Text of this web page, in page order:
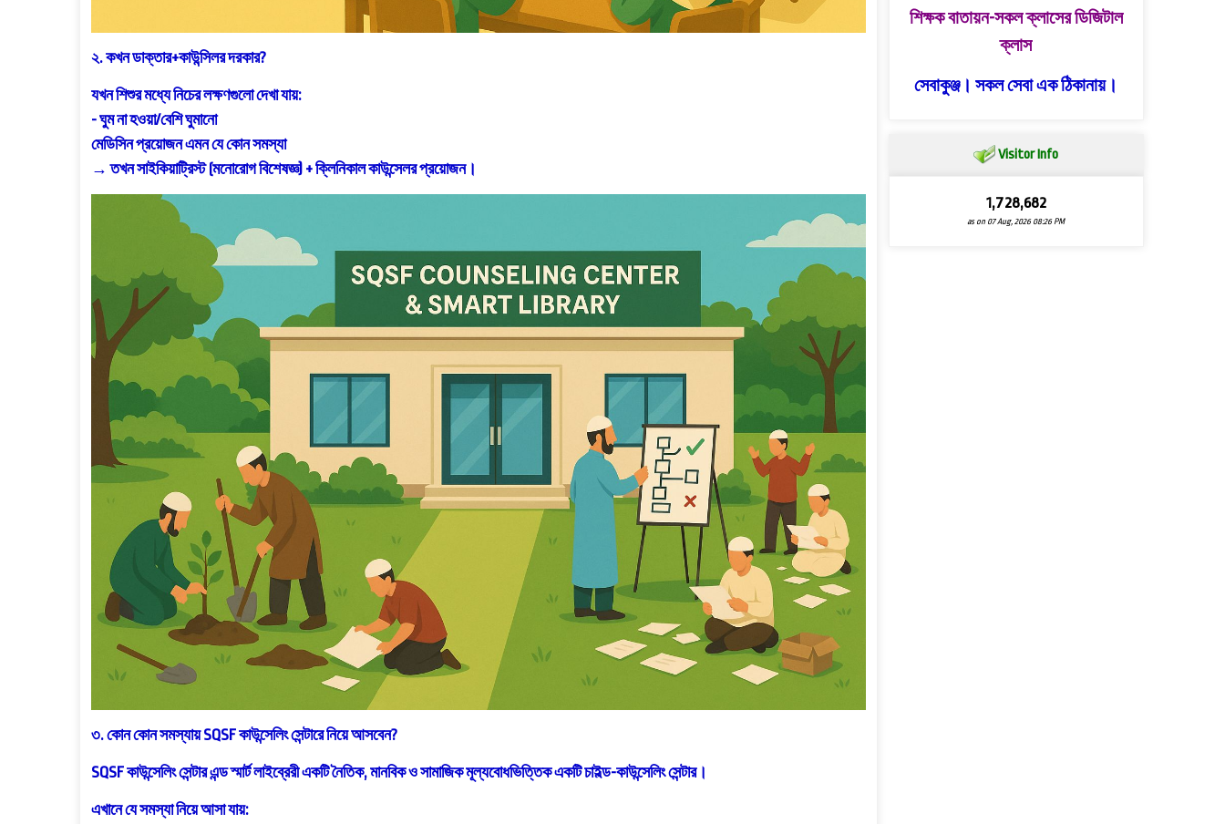
২. কখন ডাক্তার+কাউন্সিলর দরকার?
যখন শিশুর মধ্যে নিচের লক্ষণগুলো দেখা যায়:
- ঘুম না হওয়া/বেশি ঘুমানো
মেডিসিন প্রয়োজন এমন যে কোন সমস্যা
→ তখন সাইকিয়াট্রিস্ট (মনোরোগ বিশেষজ্ঞ) + ক্লিনিকাল কাউন্সেলর প্রয়োজন।
৩. কোন কোন সমস্যায় SQSF কাউন্সেলিং সেন্টারে নিয়ে আসবেন?
SQSF কাউন্সেলিং সেন্টার এন্ড স্মার্ট লাইব্রেরী একটি নৈতিক, মানবিক ও সামাজিক মূল্যবোধভিত্তিক একটি চাইল্ড-কাউন্সেলিং সেন্টার।
এখানে যে সমস্যা নিয়ে আসা যায়:
শিক্ষক বাতায়ন-সকল ক্লাসের ডিজিটাল
ক্লাস
সেবাকুঞ্জ। সকল সেবা এক ঠিকানায়।
Visitor Info
1,728,682
as on 07 Aug, 2026 08:26 PM